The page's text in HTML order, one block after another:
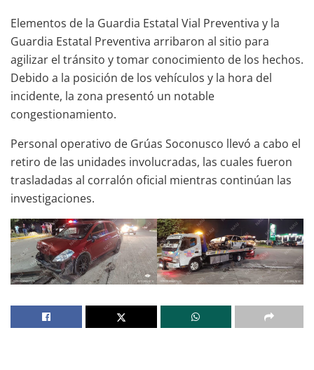
Elementos de la Guardia Estatal Vial Preventiva y la
Guardia Estatal Preventiva arribaron al sitio para
agilizar el tránsito y tomar conocimiento de los hechos.
Debido a la posición de los vehículos y la hora del
incidente, la zona presentó un notable
congestionamiento.
Personal operativo de Grúas Soconusco llevó a cabo el
retiro de las unidades involucradas, las cuales fueron
trasladadas al corralón oficial mientras continúan las
investigaciones.